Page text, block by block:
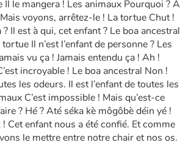
Il le mangera ! Les animaux Pourquoi ? A
voyons, arrêtez-le ! La tortue Chut !
Il est à qui, cet enfant ? Le boa ancestral
Il n’est l’enfant de personne ? Les
vu ça ! Jamais entendu ça ! Ah !
incroyable ! Le boa ancestral Non !
les odeurs. Il est l’enfant de toutes les
C’est impossible ! Mais qu’est-ce
? Hé ? Até séka kè môgôbè déin yé !
Cet enfant nous a été confié. Et comme
le mettre entre notre chair et nos os.